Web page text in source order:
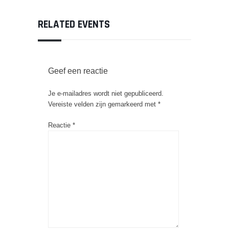
RELATED EVENTS
Geef een reactie
Je e-mailadres wordt niet gepubliceerd.
Vereiste velden zijn gemarkeerd met *
Reactie *